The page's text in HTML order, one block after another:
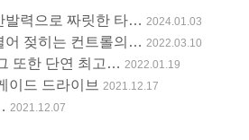
용
발력으로 짜릿한 타… 2024.01.03
어 젖히는 컨트롤의… 2022.03.10
또한 단연 최고… 2022.01.19
이드 드라이브 2021.12.17
2021.12.07